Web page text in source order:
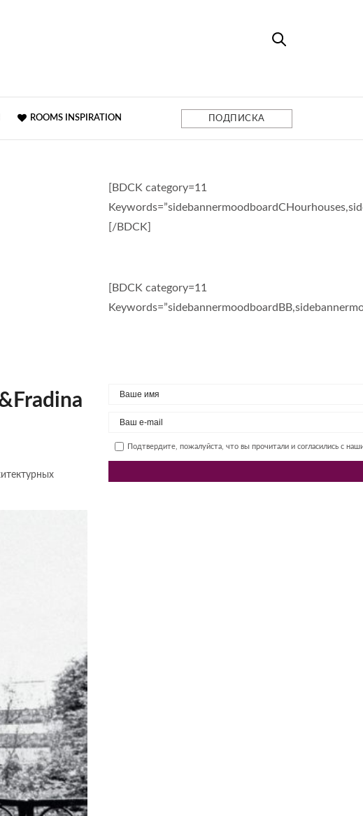
ROOMS INSPIRATION ПОДПИСКА
[BDCK category=11
[/BDCK]
[BDCK category=11
Подтвердите, пожалуйста, что вы прочитали и согласились с